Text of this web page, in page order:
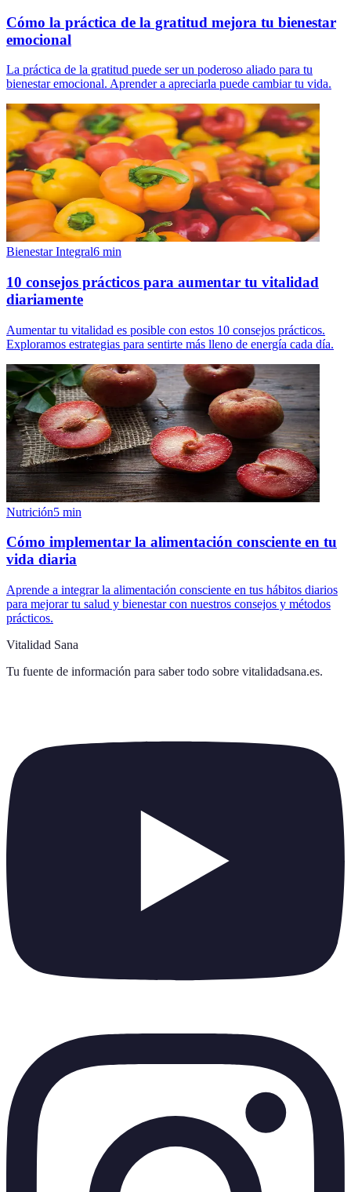
Cómo la práctica de la gratitud mejora tu bienestar
emocional
La práctica de la gratitud puede ser un poderoso aliado para tu
bienestar emocional. Aprender a apreciarla puede cambiar tu vida.
Bienestar Integral6 min
10 consejos prácticos para aumentar tu vitalidad
diariamente
Aumentar tu vitalidad es posible con estos 10 consejos prácticos.
Exploramos estrategias para sentirte más lleno de energía cada día.
Nutrición5 min
Cómo implementar la alimentación consciente en tu
vida diaria
Aprende a integrar la alimentación consciente en tus hábitos diarios
para mejorar tu salud y bienestar con nuestros consejos y métodos
prácticos.
Vitalidad Sana
Tu fuente de información para saber todo sobre vitalidadsana.es.